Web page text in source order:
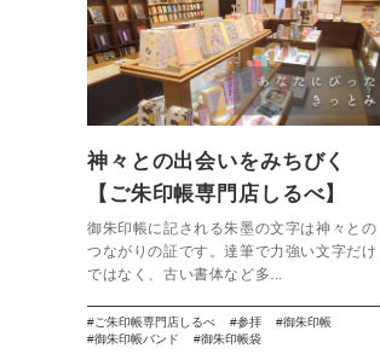
神々との出会いをみちびく
【ご朱印帳専門店しるべ】
御朱印帳に記される朱墨の文字は神々との
つながりの証です。達筆で力強い文字だけ
ではなく、古い書体など多...
ご朱印帳専門店しるべ 参拝
御朱印帳
御朱印帳バンド
御朱印帳袋